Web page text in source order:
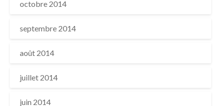
octobre 2014
septembre 2014
août 2014
juillet 2014
juin 2014